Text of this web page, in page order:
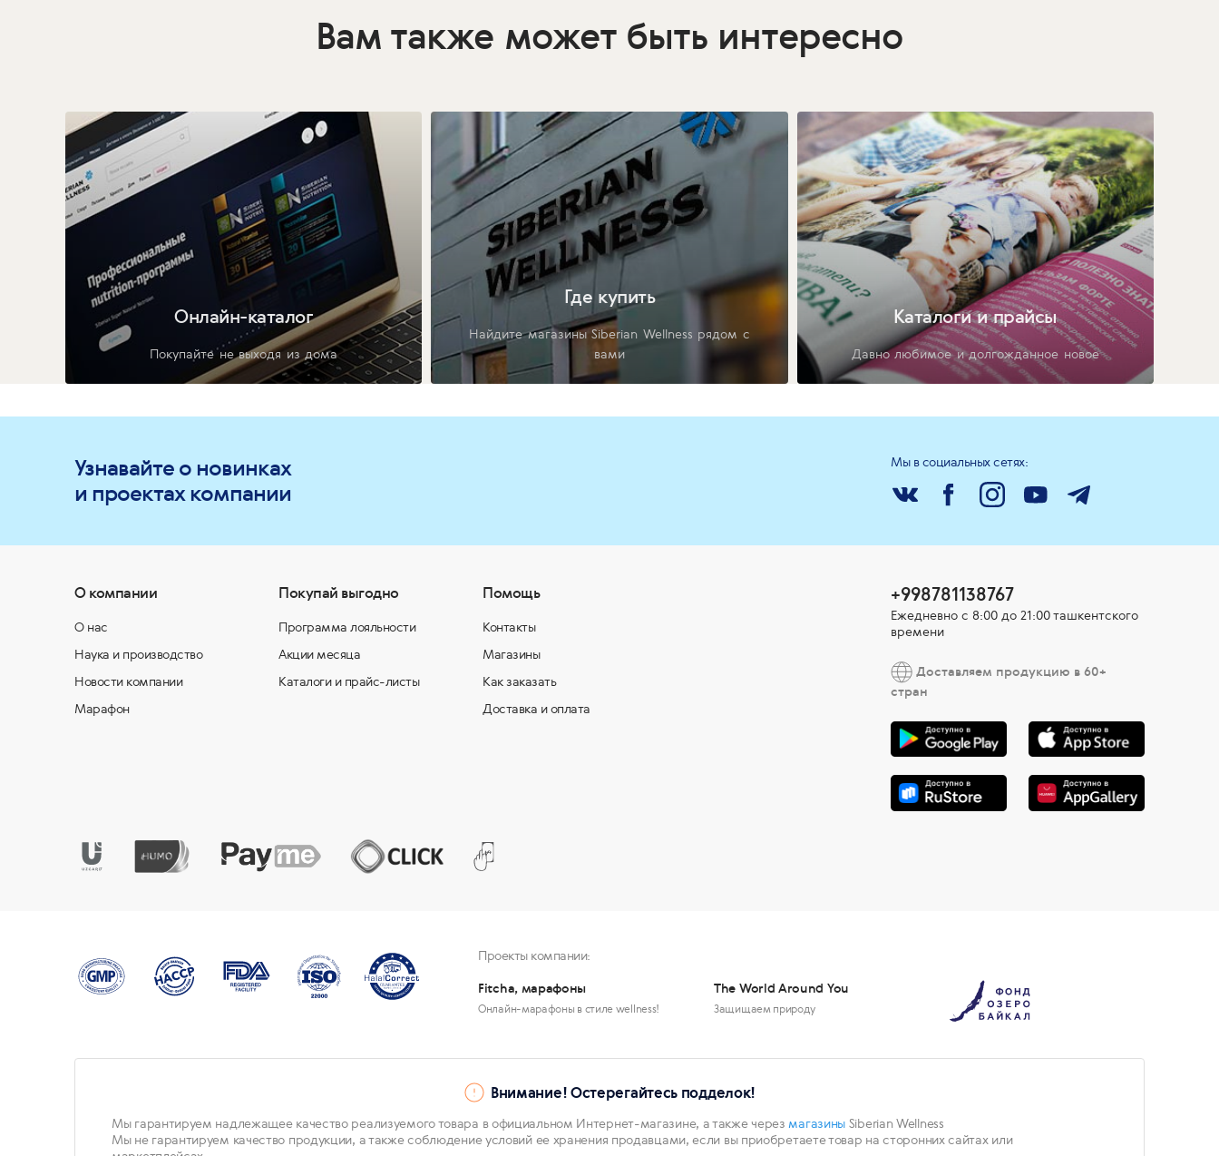
Вам также может быть интересно
Онлайн-каталог
Покупайте не выходя из дома
Где купить
Найдите магазины Siberian Wellness рядом с
вами
Каталоги и прайсы
Давно любимое и долгожданное новое
Узнавайте о новинках
и проектах компании
Мы в социальных сетях:
О компании
О нас
Наука и производство
Новости компании
Марафон
Покупай выгодно
Программа лояльности
Акции месяца
Каталоги и прайс-листы
Помощь
Контакты
Магазины
Как заказать
Доставка и оплата
+998781138767
Ежедневно с 8:00 до 21:00 ташкентского
времени
Доставляем продукцию в 60+
стран
Проекты компании:
Fitcha, марафоны
Онлайн-марафоны в стиле wellness!
The World Around You
Защищаем природу
Внимание! Остерегайтесь подделок!
Мы гарантируем надлежащее качество реализуемого товара в официальном Интернет-магазине, а также через магазины Siberian Wellness
Мы не гарантируем качество продукции, а также соблюдение условий ее хранения продавцами, если вы приобретаете товар на сторонних сайтах или